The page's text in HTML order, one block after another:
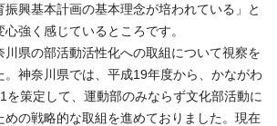
興基本計画の基本理念が培われている」と
強く感じているところです。
川県の部活動活性化への取組について視察を
。神奈川県では、平成19年度から、かながわ
を策定して、運動部のみならず文化部活動に
めの戦略的な取組を進めておりました。現在